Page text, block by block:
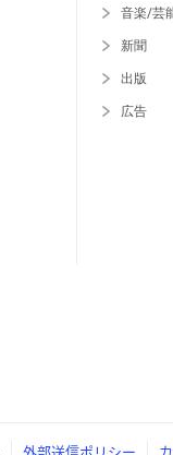
音楽/芸
新聞
出版
広告